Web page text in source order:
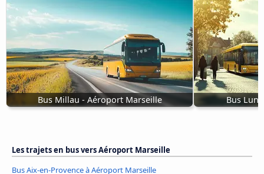
Bus Millau - Aéroport Marseille Bus
Les trajets en bus vers Aéroport Marseille
Bus Aix-en-Provence à Aéroport Marseille